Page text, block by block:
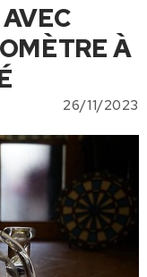
À
26/11/2023